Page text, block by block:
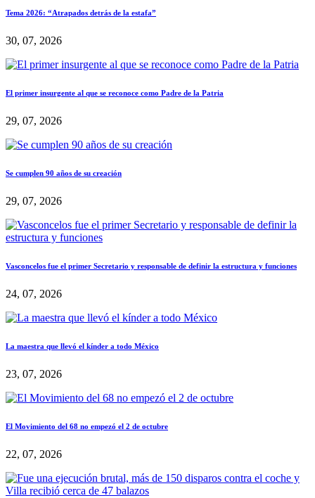
Tema 2026: “Atrapados detrás de la estafa”
30, 07, 2026
El primer insurgente al que se reconoce como Padre de la Patria
29, 07, 2026
Se cumplen 90 años de su creación
29, 07, 2026
Vasconcelos fue el primer Secretario y responsable de definir la estructura y funciones
24, 07, 2026
La maestra que llevó el kínder a todo México
23, 07, 2026
El Movimiento del 68 no empezó el 2 de octubre
22, 07, 2026